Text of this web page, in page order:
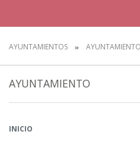
AYUNTAMIENTOS
AYUNTAMIENTO
INICIO